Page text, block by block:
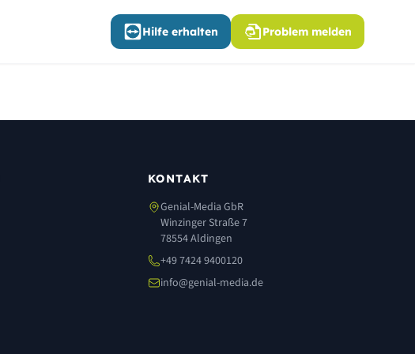
Hilfe erhalten Problem melden
KONTAKT
Genial-Media GbR
Winzinger Straße 7
78554 Aldingen
+49 7424 9400120
info@genial-media.de